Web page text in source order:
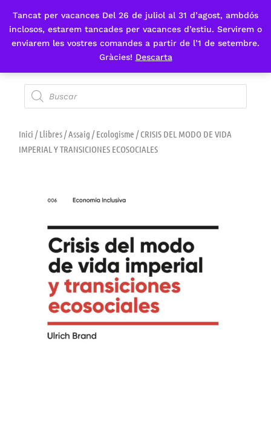
Tancat per vacances Del 26 de juliol al 31 d’agost, ambdós
inclosos, estarem tancades per vacances d’estiu. Servirem o
enviarem les vostres comandes a partir de l’1 de setembre.
Gràcies! Descarta
Fes-te'n sòcia
Inici /Llibres/Assaig /Ecologisme / CRISIS DEL MODO DE VIDA
IMPERIAL Y TRANSICIONES ECOSOCIALES